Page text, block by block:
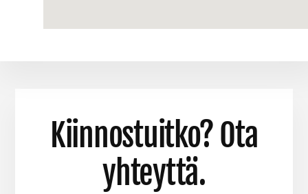
Kiinnostuitko? Ota
yhteyttä.